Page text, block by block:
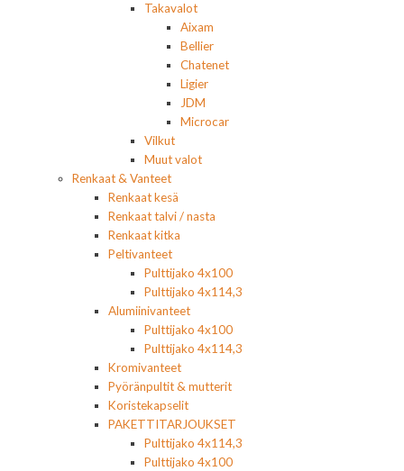
Takavalot
Aixam
Bellier
Chatenet
Ligier
JDM
Microcar
Vilkut
Muut valot
Renkaat & Vanteet
Renkaat kesä
Renkaat talvi / nasta
Renkaat kitka
Peltivanteet
Pulttijako 4x100
Pulttijako 4x114,3
Alumiinivanteet
Pulttijako 4x100
Pulttijako 4x114,3
Kromivanteet
Pyöränpultit & mutterit
Koristekapselit
PAKETTITARJOUKSET
Pulttijako 4x114,3
Pulttijako 4x100